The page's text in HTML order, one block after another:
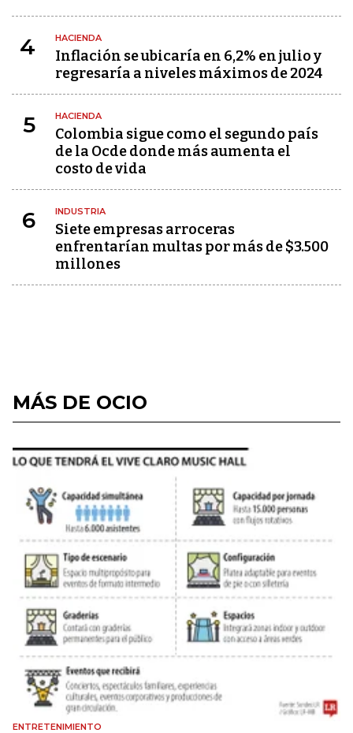
4 HACIENDA
Inflación se ubicaría en 6,2% en julio y
regresaría a niveles máximos de 2024
5 HACIENDA
Colombia sigue como el segundo país
de la Ocde donde más aumenta el
costo de vida
6 INDUSTRIA
Siete empresas arroceras
enfrentarían multas por más de $3.500
millones
MÁS DE OCIO
ENTRETENIMIENTO